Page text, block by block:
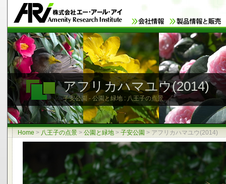
アフリカハマユウ(2014)
子安公園 - 公園と緑地 : 八王子の点景
Home > 八王子の点景 > 公園と緑地 > 子安公園 > アフリカハマユウ(2014)